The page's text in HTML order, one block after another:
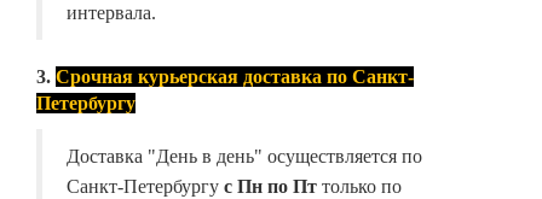
интервала.
3. Срочная курьерская доставка по Санкт-
Петербургу
Доставка "День в день" осуществляется по
Санкт-Петербургу с Пн по Пт только по